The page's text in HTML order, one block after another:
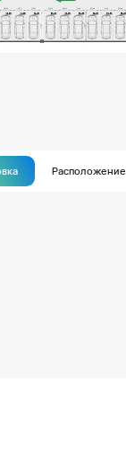
Расположение